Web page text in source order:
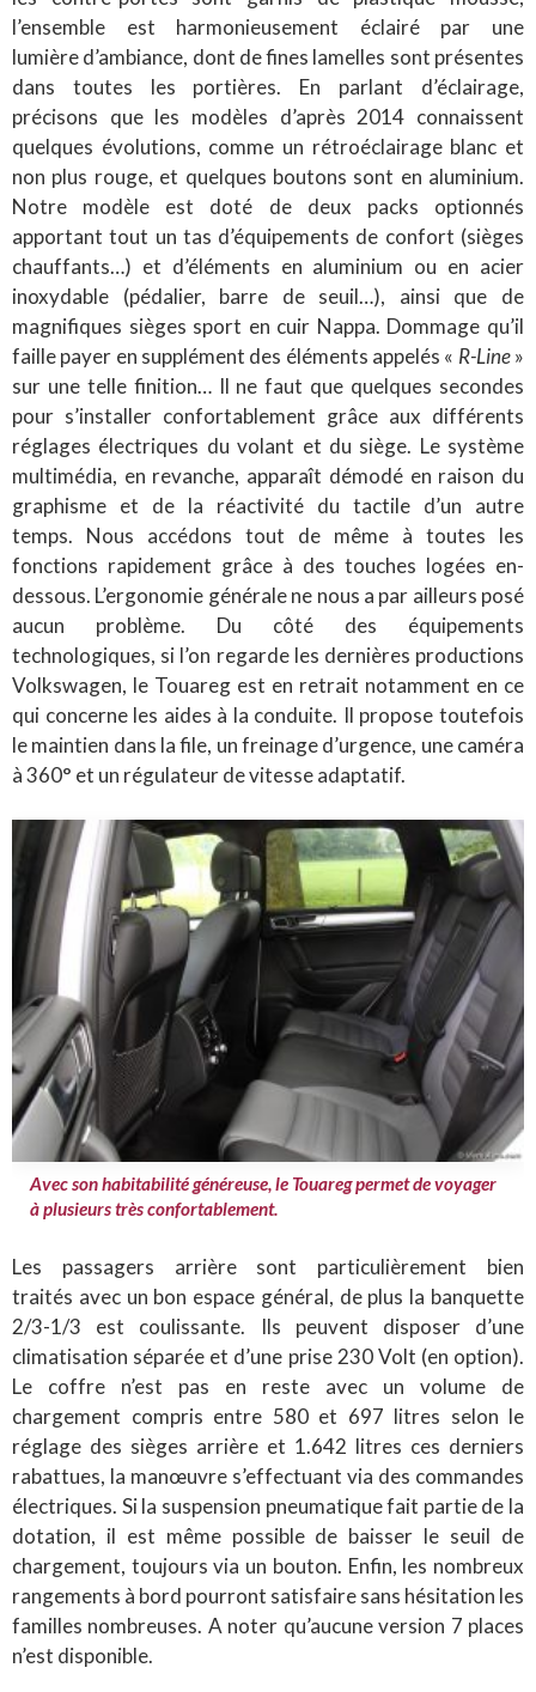
l’ensemble est harmonieusement éclairé par une
lumière d’ambiance, dont de fines lamelles sont présentes
dans toutes les portières. En parlant d’éclairage,
précisons que les modèles d’après 2014 connaissent
quelques évolutions, comme un rétroéclairage blanc et
non plus rouge, et quelques boutons sont en aluminium.
Notre modèle est doté de deux packs optionnés
apportant tout un tas d’équipements de confort (sièges
chauffants…) et d’éléments en aluminium ou en acier
inoxydable (pédalier, barre de seuil…), ainsi que de
magnifiques sièges sport en cuir Nappa. Dommage qu’il
faille payer en supplément des éléments appelés « R-Line»
sur une telle finition… Il ne faut que quelques secondes
pour s’installer confortablement grâce aux différents
réglages électriques du volant et du siège. Le système
multimédia, en revanche, apparaît démodé en raison du
graphisme et de la réactivité du tactile d’un autre
temps. Nous accédons tout de même à toutes les
fonctions rapidement grâce à des touches logées en-
dessous. L’ergonomie générale ne nous a par ailleurs posé
aucun problème. Du côté des équipements
technologiques, si l’on regarde les dernières productions
Volkswagen, le Touareg est en retrait notamment en ce
qui concerne les aides à la conduite. Il propose toutefois
le maintien dans la file, un freinage d’urgence, une caméra
à 360° et un régulateur de vitesse adaptatif.
Avec son habitabilité généreuse, le Touareg permet de voyager
à plusieurs très confortablement.
Les passagers arrière sont particulièrement bien
traités avec un bon espace général, de plus la banquette
2/3-1/3 est coulissante. Ils peuvent disposer d’une
climatisation séparée et d’une prise 230 Volt (en option).
Le coffre n’est pas en reste avec un volume de
chargement compris entre 580 et 697 litres selon le
réglage des sièges arrière et 1.642 litres ces derniers
rabattues, la manœuvre s’effectuant via des commandes
électriques. Si la suspension pneumatique fait partie de la
dotation, il est même possible de baisser le seuil de
chargement, toujours via un bouton. Enfin, les nombreux
rangements à bord pourront satisfaire sans hésitation les
familles nombreuses. A noter qu’aucune version 7 places
n’est disponible.